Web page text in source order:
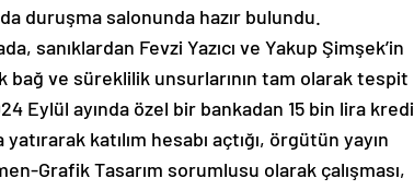
duruşma salonunda hazır bulundu.
sanıklardan Fevzi Yazıcı ve Yakup Şimşek’in
ve süreklilik unsurlarının tam olarak tespit
Eylül ayında özel bir bankadan 15 bin lira kredi
katılım hesabı açtığı, örgütün yayın
Grafik Tasarım sorumlusu olarak çalışması,